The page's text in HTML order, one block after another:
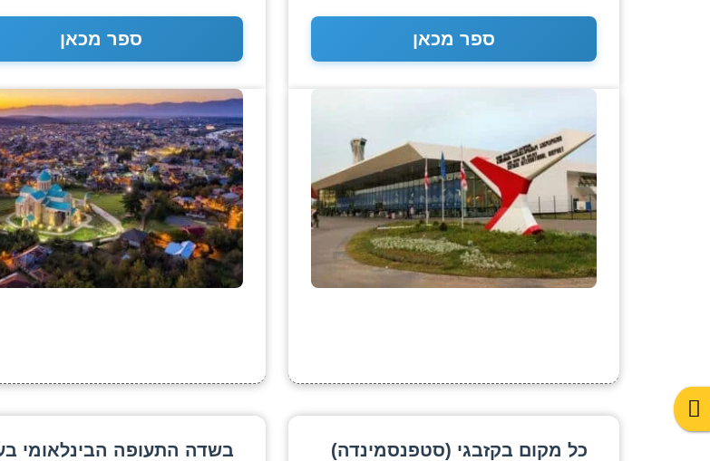
ספר מכאן ספר מכאן
כל מקום בקזבגי (סטפנסמינדה)
בשדה התעופה הבינלאומי